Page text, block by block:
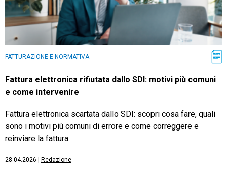
FATTURAZIONE E NORMATIVA
Fattura elettronica rifiutata dallo SDI: motivi più comuni
e come intervenire
Fattura elettronica scartata dallo SDI: scopri cosa fare, quali
sono i motivi più comuni di errore e come correggere e
reinviare la fattura.
28.04.2026 Redazione